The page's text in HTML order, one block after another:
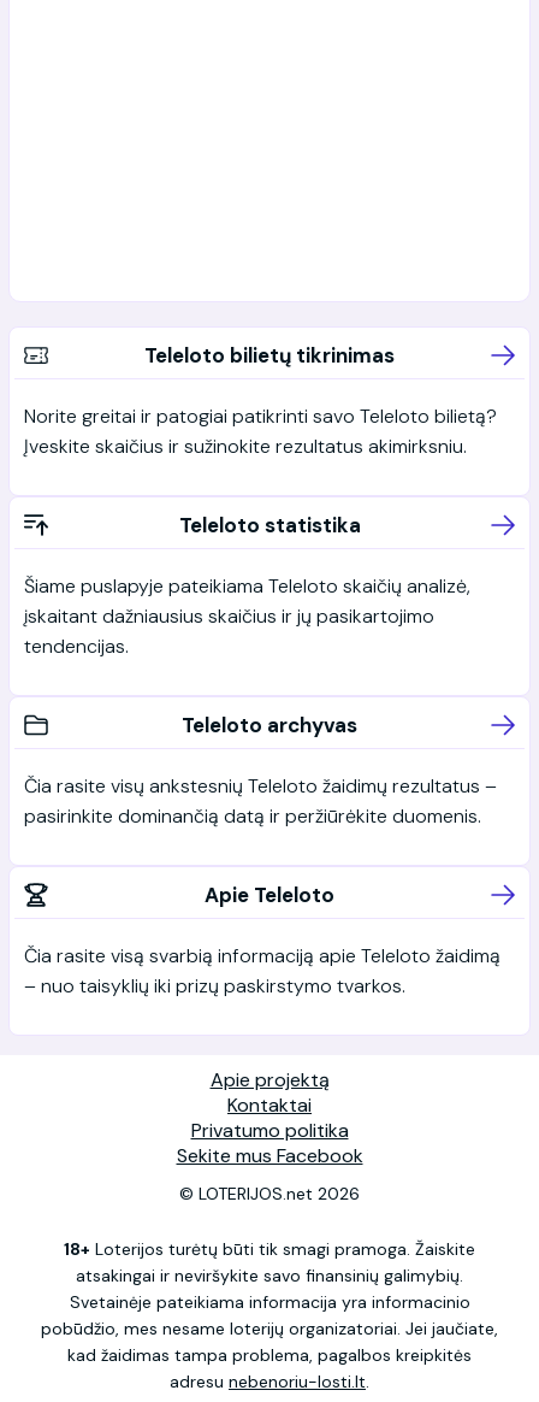
Teleloto bilietų tikrinimas
Norite greitai ir patogiai patikrinti savo Teleloto bilietą?
Įveskite skaičius ir sužinokite rezultatus akimirksniu.
Teleloto statistika
Šiame puslapyje pateikiama Teleloto skaičių analizė,
įskaitant dažniausius skaičius ir jų pasikartojimo
tendencijas.
Teleloto archyvas
Čia rasite visų ankstesnių Teleloto žaidimų rezultatus –
pasirinkite dominančią datą ir peržiūrėkite duomenis.
Apie Teleloto
Čia rasite visą svarbią informaciją apie Teleloto žaidimą
– nuo taisyklių iki prizų paskirstymo tvarkos.
Apie projektą
Kontaktai
Privatumo politika
Sekite mus Facebook
© LOTERIJOS.net 2026
18+ Loterijos turėtų būti tik smagi pramoga. Žaiskite
atsakingai ir neviršykite savo finansinių galimybių.
Svetainėje pateikiama informacija yra informacinio
pobūdžio, mes nesame loterijų organizatoriai. Jei jaučiate,
kad žaidimas tampa problema, pagalbos kreipkitės
adresu nebenoriu-losti.lt.